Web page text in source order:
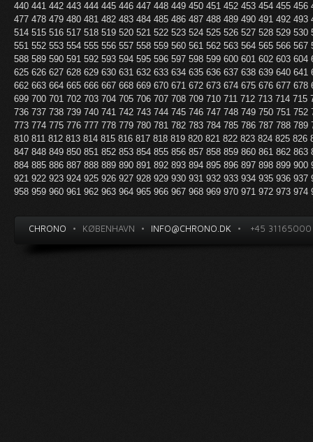
440 441 442 443 444 445 446 447 448 449 450 451 452 453 454 455 456
477 478 479 480 481 482 483 484 485 486 487 488 489 490 491 492 493
514 515 516 517 518 519 520 521 522 523 524 525 526 527 528 529 530
551 552 553 554 555 556 557 558 559 560 561 562 563 564 565 566 567
588 589 590 591 592 593 594 595 596 597 598 599 600 601 602 603 604
625 626 627 628 629 630 631 632 633 634 635 636 637 638 639 640 641
662 663 664 665 666 667 668 669 670 671 672 673 674 675 676 677 678
699 700 701 702 703 704 705 706 707 708 709 710 711 712 713 714 715
736 737 738 739 740 741 742 743 744 745 746 747 748 749 750 751 752
773 774 775 776 777 778 779 780 781 782 783 784 785 786 787 788 789
810 811 812 813 814 815 816 817 818 819 820 821 822 823 824 825 826
847 848 849 850 851 852 853 854 855 856 857 858 859 860 861 862 863
884 885 886 887 888 889 890 891 892 893 894 895 896 897 898 899 900
921 922 923 924 925 926 927 928 929 930 931 932 933 934 935 936 937
958 959 960 961 962 963 964 965 966 967 968 969 970 971 972 973 974
CHRONO • KØBENHAVN • INFO@CHRONO.DK • +45 31165000